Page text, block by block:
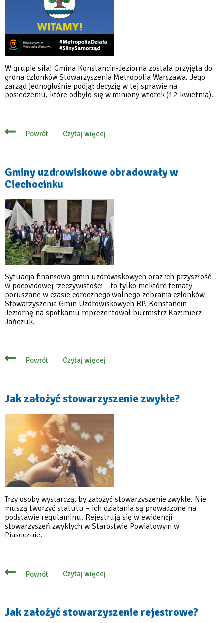
W grupie siła! Gmina Konstancin-Jeziorna została przyjęta do
grona członków Stowarzyszenia Metropolia Warszawa. Jego
zarząd jednogłośnie podjął decyzję w tej sprawie na
posiedzeniu, które odbyło się w miniony wtorek (12 kwietnia).
Powrót Czytaj więcej
o
Stowarzyszeniu
Metropolia
Gminy uzdrowiskowe obradowały w
Ciechocinku
Sytuacja finansowa gmin uzdrowiskowych oraz ich przyszłość
w pocovidowej rzeczywistości – to tylko niektóre tematy
poruszane w czasie corocznego walnego zebrania członków
Stowarzyszenia Gmin Uzdrowiskowych RP. Konstancin-
Jeziornę na spotkaniu reprezentował burmistrz Kazimierz
Jańczuk.
Powrót Czytaj więcej
o
Ciechocinku
Jak założyć stowarzyszenie zwykłe?
Trzy osoby wystarczą, by założyć stowarzyszenie zwykłe. Nie
muszą tworzyć statutu – ich działania są prowadzone na
podstawie regulaminu. Rejestrują się w ewidencji
stowarzyszeń zwykłych w Starostwie Powiatowym w
Piasecznie.
Powrót Czytaj więcej
o
zwykłe?
Jak założyć stowarzyszenie rejestrowe?